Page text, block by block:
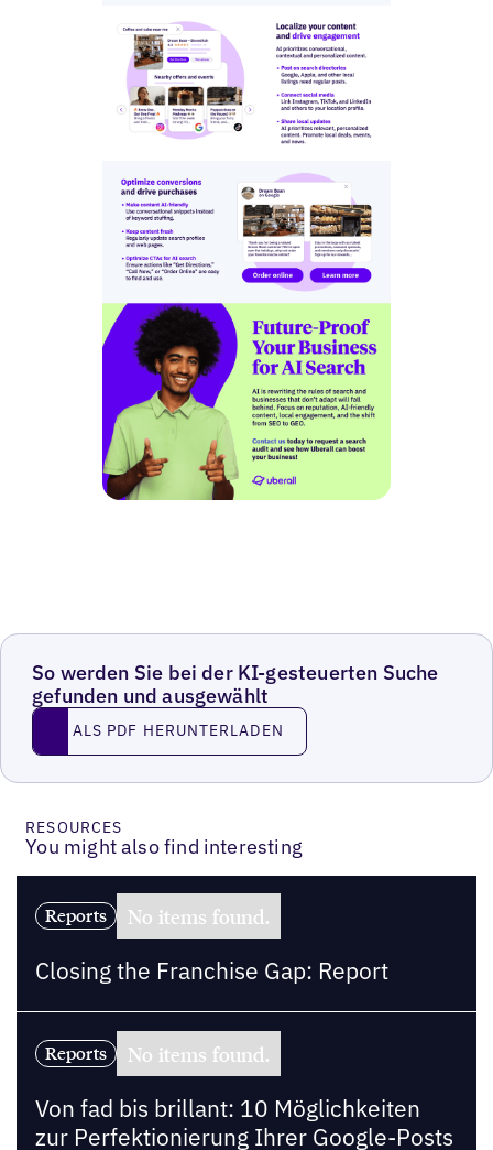
So werden Sie bei der KI-gesteuerten Suche
gefunden und ausgewählt
Als PDF herunterladen
ALS PDF HERUNTERLADEN
RESOURCES
You might also find interesting
Reports No items found.
Closing the Franchise Gap: Report
Reports No items found.
Von fad bis brillant: 10 Möglichkeiten
zur Perfektionierung Ihrer Google-Posts